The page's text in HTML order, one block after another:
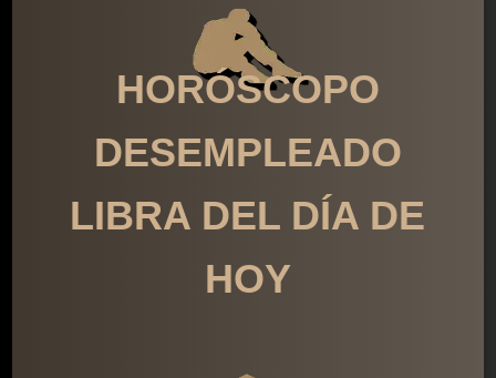
HORÓSCOPO
DESEMPLEADO
LIBRA DEL DÍA DE
HOY